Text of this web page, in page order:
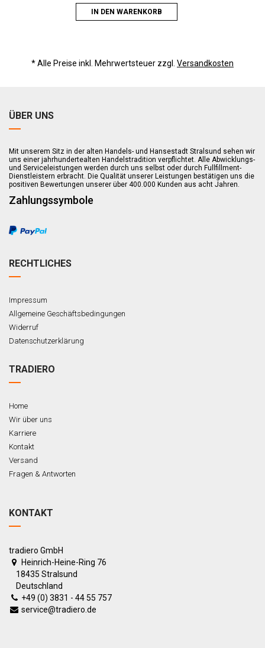
IN DEN WARENKORB
* Alle Preise inkl. Mehrwertsteuer zzgl. Versandkosten
ÜBER UNS
Mit unserem Sitz in der alten Handels- und Hansestadt Stralsund sehen wir
uns einer jahrhundertealten Handelstradition verpflichtet. Alle Abwicklungs-
und Serviceleistungen werden durch uns selbst oder durch Fullfillment-
Dienstleistern erbracht. Die Qualität unserer Leistungen bestätigen uns die
positiven Bewertungen unserer über 400.000 Kunden aus acht Jahren.
Zahlungssymbole
RECHTLICHES
Impressum
Allgemeine Geschäftsbedingungen
Widerruf
Datenschutzerklärung
TRADIERO
Home
Wir über uns
Karriere
Kontakt
Versand
Fragen & Antworten
KONTAKT
tradiero GmbH
Heinrich-Heine-Ring 76
18435 Stralsund
Deutschland
+49 (0) 3831 - 44 55 757
service@tradiero.de